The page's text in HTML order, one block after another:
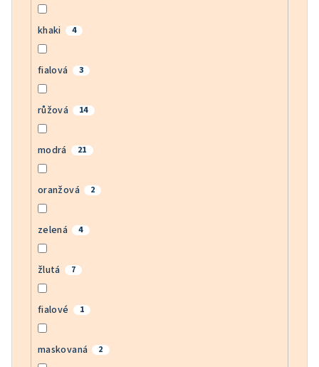
khaki 4
fialová 3
růžová 14
modrá 21
oranžová 2
zelená 4
žlutá 7
fialové 1
maskovaná 2